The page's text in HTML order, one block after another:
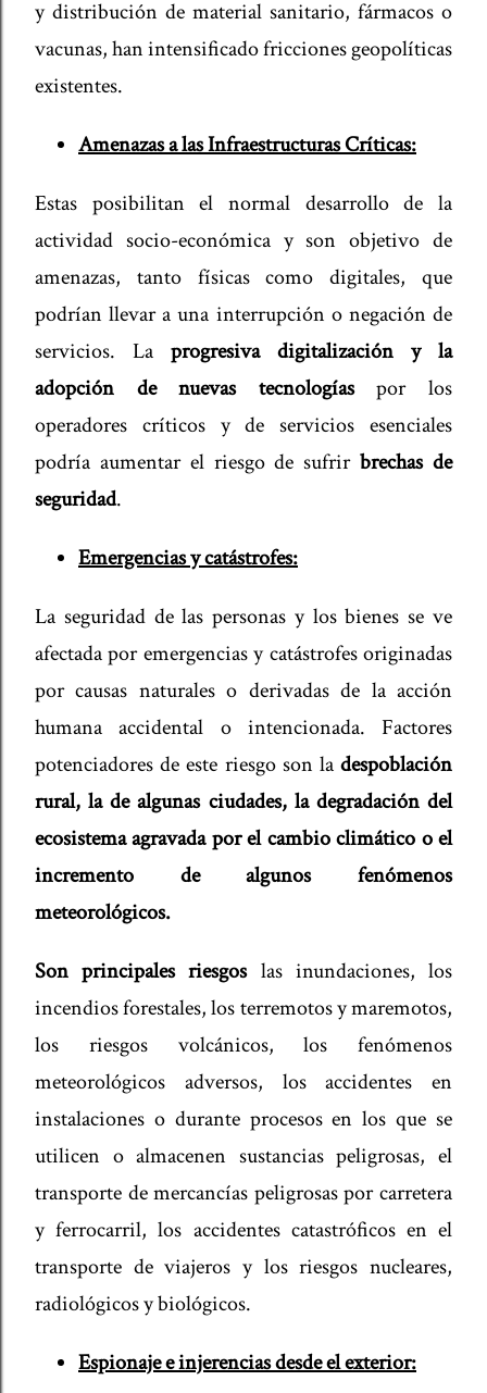
y distribución de material sanitario, fármacos o
vacunas, han intensificado fricciones geopolíticas
existentes.
Amenazas a las Infraestructuras Críticas:
Estas posibilitan el normal desarrollo de la
actividad socio-económica y son objetivo de
amenazas, tanto físicas como digitales, que
podrían llevar a una interrupción o negación de
servicios. La progresiva digitalización y la
adopción de nuevas tecnologíaspor los
operadores críticos y de servicios esenciales
podría aumentar el riesgo de sufrirbrechas de
seguridad.
Emergencias y catástrofes:
La seguridad de las personas y los bienes se ve
afectada por emergencias y catástrofes originadas
por causas naturales o derivadas de la acción
humana accidental o intencionada. Factores
potenciadores de este riesgo son la despoblación
rural, la de algunas ciudades, la degradación del
ecosistema agravada por el cambio climático o el
incremento de algunos fenómenos
meteorológicos.
Son principales riesgoslas inundaciones, los
incendios forestales, los terremotos y maremotos,
los riesgos volcánicos, los fenómenos
meteorológicos adversos, los accidentes en
instalaciones o durante procesos en los que se
utilicen o almacenen sustancias peligrosas, el
transporte de mercancías peligrosas por carretera
y ferrocarril, los accidentes catastróficos en el
transporte de viajeros y los riesgos nucleares,
radiológicos y biológicos.
Espionaje e injerencias desde el exterior: